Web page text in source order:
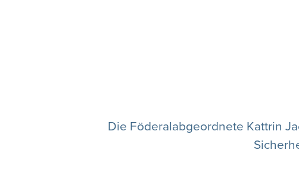
Die Föderalabgeordnete Kattrin